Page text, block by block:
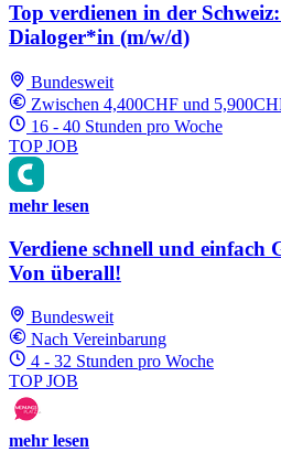
Top verdienen in der
Dialoger*in (m/w/d)
Bundesweit
Zwischen 4,400CHF und
16 - 40 Stunden pro Woche
TOP JOB
mehr lesen
Verdiene schnell und einfach
Von überall!
Bundesweit
Nach Vereinbarung
4 - 32 Stunden pro Woche
TOP JOB
mehr lesen